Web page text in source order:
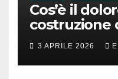
Cos’è il
costruzione
3 APRILE 2026